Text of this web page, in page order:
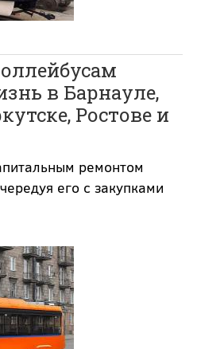
в Барнауле,
Ростове и
ремонтом
его с закупками